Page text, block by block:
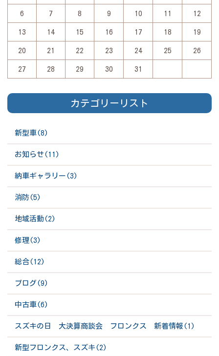
6 7 8 9 10 11 12
13 14 15 16 17 18 19
20 21 22 23 24 25 26
27 28 29 30 31
カテゴリーリスト
新型車(8)
お知らせ(11)
納車ギャラリー(3)
消防(5)
地域活動(2)
修理(3)
総合(12)
ブログ(9)
中古車(6)
スズキの日 大決算商談会 フロンクス 新着情報(1)
新型フロンクス、スズキ(2)